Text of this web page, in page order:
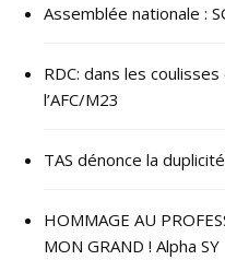
Assemblée nationale :
RDC: dans les
l’AFC/M23
TAS dénonce la
HOMMAGE AU
MON GRAND ! Alpha SY